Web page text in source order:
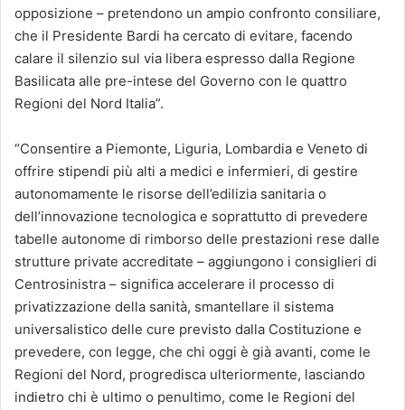
opposizione – pretendono un ampio confronto consiliare,
che il Presidente Bardi ha cercato di evitare, facendo
calare il silenzio sul via libera espresso dalla Regione
Basilicata alle pre-intese del Governo con le quattro
Regioni del Nord Italia”.
“Consentire a Piemonte, Liguria, Lombardia e Veneto di
offrire stipendi più alti a medici e infermieri, di gestire
autonomamente le risorse dell’edilizia sanitaria o
dell’innovazione tecnologica e soprattutto di prevedere
tabelle autonome di rimborso delle prestazioni rese dalle
strutture private accreditate – aggiungono i consiglieri di
Centrosinistra – significa accelerare il processo di
privatizzazione della sanità, smantellare il sistema
universalistico delle cure previsto dalla Costituzione e
prevedere, con legge, che chi oggi è già avanti, come le
Regioni del Nord, progredisca ulteriormente, lasciando
indietro chi è ultimo o penultimo, come le Regioni del